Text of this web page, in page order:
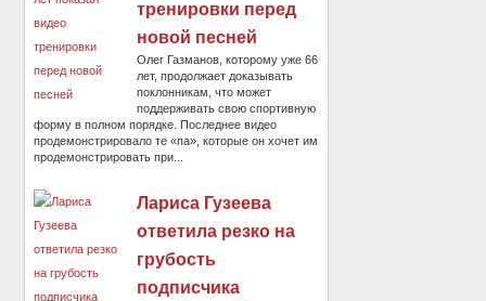
тренировки перед
новой песней
Олег Газманов, которому уже 66
лет, продолжает доказывать
поклонникам, что может
поддерживать свою спортивную
форму в полном порядке. Последнее видео
продемонстрировало те «па», которые он хочет им
продемонстрировать при...
Лариса Гузеева
ответила резко на
грубость
подписчика